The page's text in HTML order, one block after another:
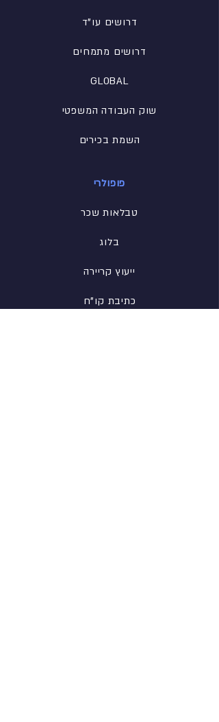
דרושים עו"ד
דרושים מתמחים
GLOBAL
שוק העבודה המשפטי
השמת בכירים
פופולרי
טבלאות שכר
בלוג
ייעוץ קריירה
כתיבת קו"ח